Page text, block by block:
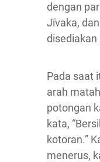
dengan
Jīvaka,
disediakan
Pada saat
arah
potongan
kata,
kotoran.”
menerus,